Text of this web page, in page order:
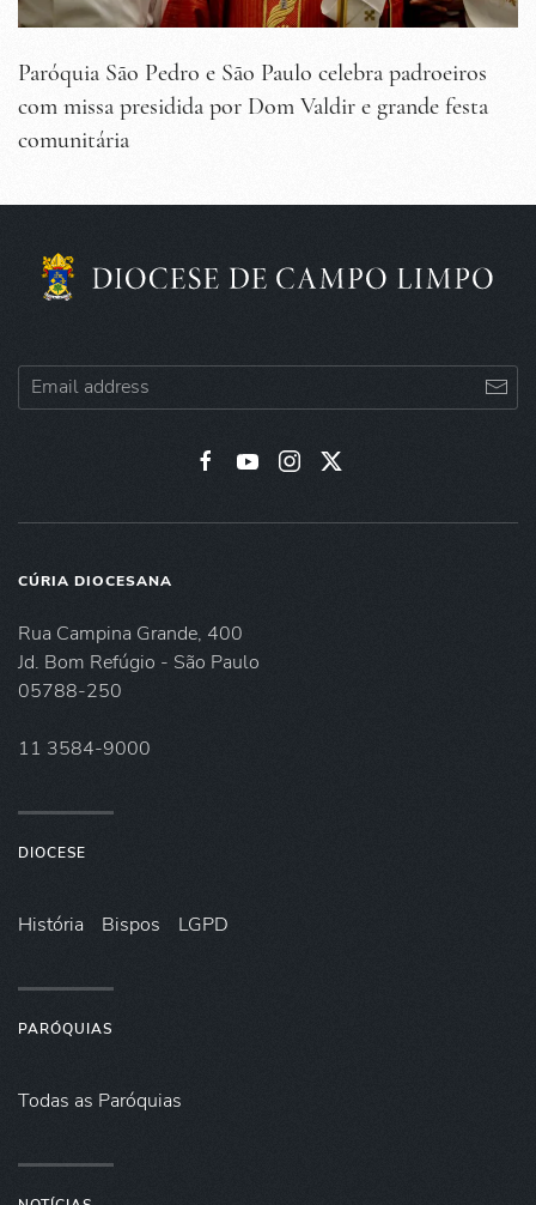
Paróquia São Pedro e São Paulo celebra padroeiros
com missa presidida por Dom Valdir e grande festa
comunitária
CÚRIA DIOCESANA
Rua Campina Grande, 400
Jd. Bom Refúgio - São Paulo
05788-250
11 3584-9000
DIOCESE
História Bispos LGPD
PARÓQUIAS
Todas as Paróquias